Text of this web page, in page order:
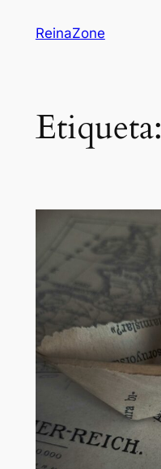
ReinaZone
Etiqueta: